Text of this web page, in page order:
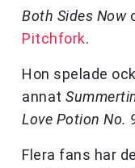
Both Sides Now
Pitchfork.
Hon spelade
annat
Love Potion No.
Flera fans har